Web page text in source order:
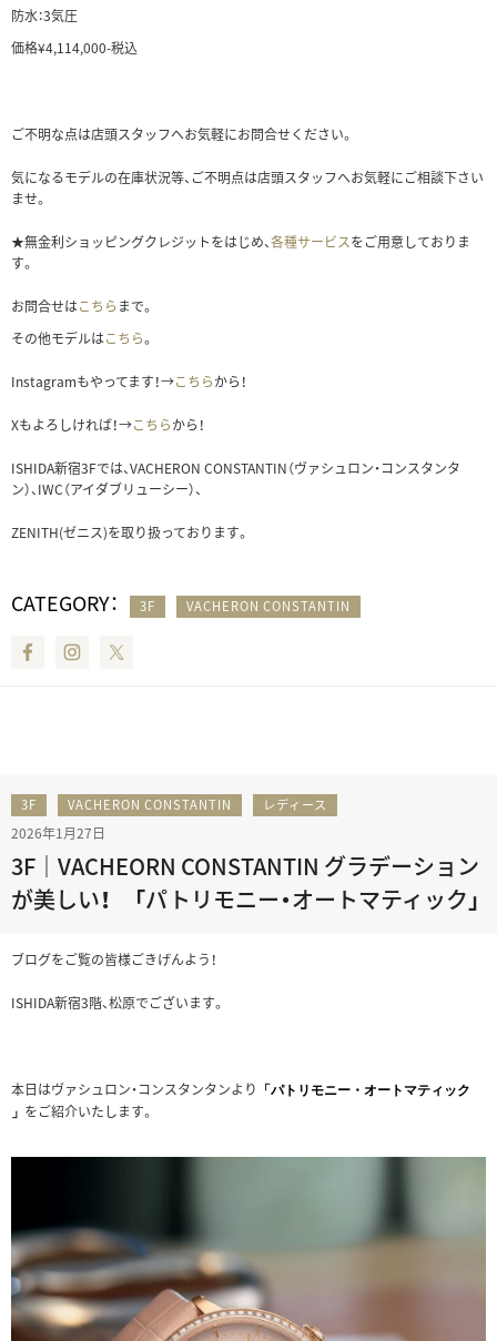
防水：3気圧
価格¥4,114,000-税込
ご不明な点は店頭スタッフへお気軽にお問合せください。
気になるモデルの在庫状況等、ご不明点は店頭スタッフへお気軽にご相談下さい
ませ。
★無金利ショッピングクレジットをはじめ、各種サービスをご用意しておりま
す。
お問合せはこちら まで。
その他モデルはこちら。
Instagramもやってます！→こちらから！
Xもよろしければ！→こちらから！
ISHIDA新宿3Fでは、VACHERON CONSTANTIN（ヴァシュロン・コンスタンタ
ン）、IWC（アイダブリューシー）、
ZENITH(ゼニス)を取り扱っております。
CATEGORY： 3F VACHERON CONSTANTIN
FacebookInstagram
3F VACHERON CONSTANTIN レディース
2026年1月27日
3F｜VACHEORN CONSTANTIN グラデーション
が美しい！ 「パトリモニー・オートマティック」
ブログをご覧の皆様ごきげんよう！
ISHIDA新宿3階、松原でございます。
本日はヴァシュロン・コンスタンタンより
「パトリモニー・オートマティック
」 をご紹介いたします。